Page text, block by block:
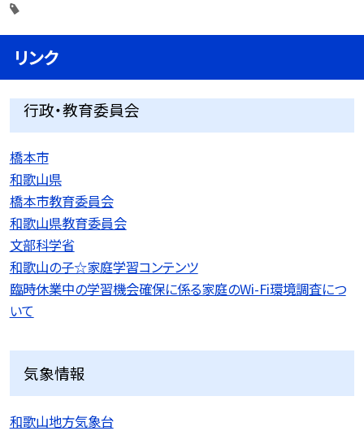
リンク
行政・教育委員会
橋本市
和歌山県
橋本市教育委員会
和歌山県教育委員会
文部科学省
和歌山の子☆家庭学習コンテンツ
臨時休業中の学習機会確保に係る家庭のWi-Fi環境調査につ
いて
気象情報
和歌山地方気象台